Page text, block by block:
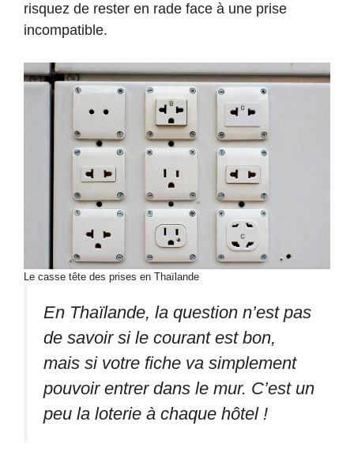
risquez de rester en rade face à une prise
incompatible.
Le casse tête des prises en Thaïlande
En Thaïlande, la question n’est pas
de savoir si le courant est bon,
mais si votre fiche va simplement
pouvoir entrer dans le mur. C’est un
peu la loterie à chaque hôtel !